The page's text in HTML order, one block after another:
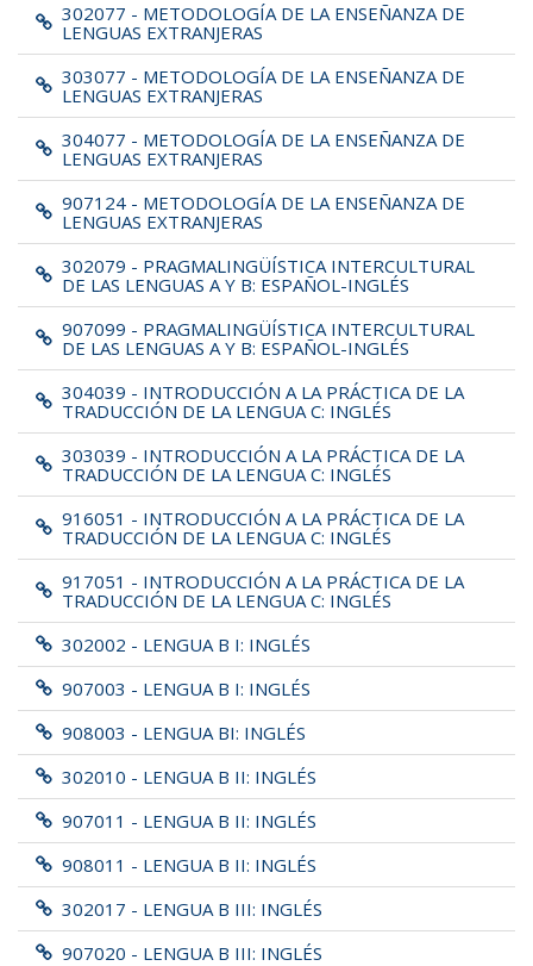
302077 - METODOLOGÍA DE LA ENSEÑANZA DE
LENGUAS EXTRANJERAS
303077 - METODOLOGÍA DE LA ENSEÑANZA DE
LENGUAS EXTRANJERAS
304077 - METODOLOGÍA DE LA ENSEÑANZA DE
LENGUAS EXTRANJERAS
907124 - METODOLOGÍA DE LA ENSEÑANZA DE
LENGUAS EXTRANJERAS
302079 - PRAGMALINGÜÍSTICA INTERCULTURAL
DE LAS LENGUAS A Y B: ESPAÑOL-INGLÉS
907099 - PRAGMALINGÜÍSTICA INTERCULTURAL
DE LAS LENGUAS A Y B: ESPAÑOL-INGLÉS
304039 - INTRODUCCIÓN A LA PRÁCTICA DE LA
TRADUCCIÓN DE LA LENGUA C: INGLÉS
303039 - INTRODUCCIÓN A LA PRÁCTICA DE LA
TRADUCCIÓN DE LA LENGUA C: INGLÉS
916051 - INTRODUCCIÓN A LA PRÁCTICA DE LA
TRADUCCIÓN DE LA LENGUA C: INGLÉS
917051 - INTRODUCCIÓN A LA PRÁCTICA DE LA
TRADUCCIÓN DE LA LENGUA C: INGLÉS
302002 - LENGUA B I: INGLÉS
907003 - LENGUA B I: INGLÉS
908003 - LENGUA BI: INGLÉS
302010 - LENGUA B II: INGLÉS
907011 - LENGUA B II: INGLÉS
908011 - LENGUA B II: INGLÉS
302017 - LENGUA B III: INGLÉS
907020 - LENGUA B III: INGLÉS